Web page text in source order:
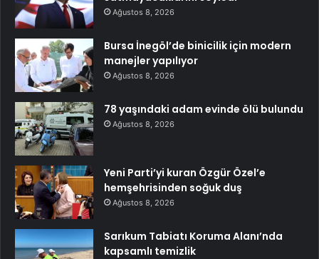
Ağustos 8, 2026
Bursa İnegöl’de binicilik için modern
manejler yapılıyor
Ağustos 8, 2026
78 yaşındaki adam evinde ölü bulundu
Ağustos 8, 2026
Yeni Parti’yi kuran Özgür Özel’e
hemşehrisinden soğuk duş
Ağustos 8, 2026
Sarıkum Tabiatı Koruma Alanı’nda
kapsamlı temizlik